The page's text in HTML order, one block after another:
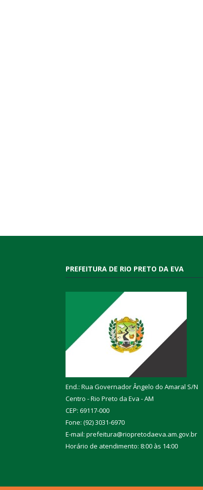
PREFEITURA DE RIO PRETO DA EVA
End.: Rua Governador Ângelo do Amaral S/N
Centro - Rio Preto da Eva - AM
CEP: 69117-000
Fone: (92) 3031-6970
E-mail: prefeitura@riopretodaeva.am.gov.br
Horário de atendimento: 8:00 às 14:00